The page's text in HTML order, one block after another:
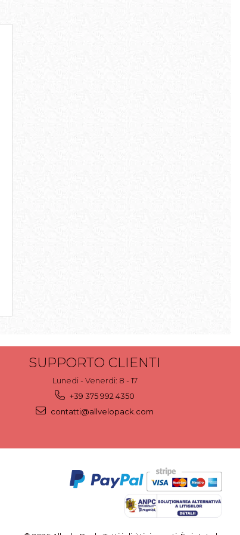
SUPPORTO CLIENTI
Lunedi - Venerdi: 8 - 17
+39 375 992 4350
contatti@allvelopack.com